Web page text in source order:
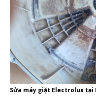
Sửa máy giặt Electrolux tại